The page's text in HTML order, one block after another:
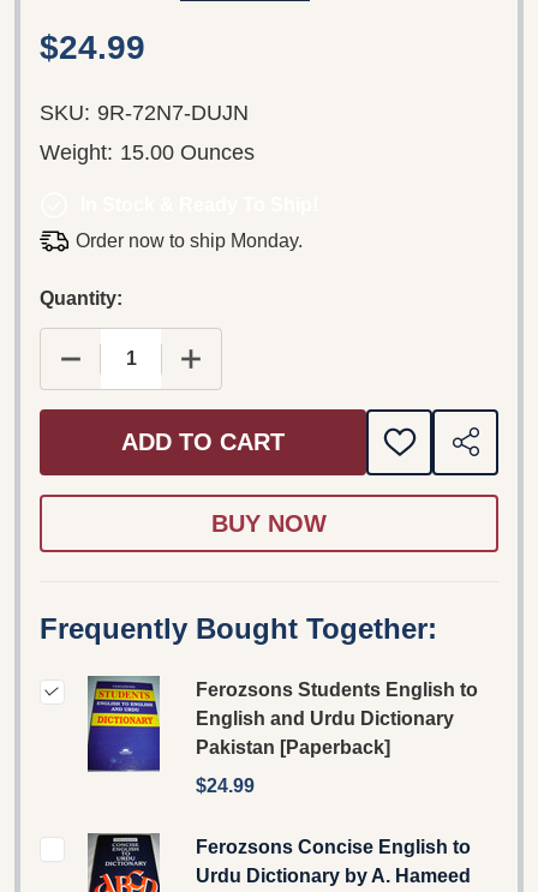
$24.99
SKU: 9R-72N7-DUJN
Weight: 15.00 Ounces
Order now to ship Monday.
Quantity:
DECREASE QUANTITY OF FEROZSONS
INCREASE QUANTITY OF
ADD TO CART
ADD
TO
SHARE
Frequently Bought Together:
Ferozsons Students English to
English and Urdu Dictionary
Pakistan [Paperback]
$24.99
Ferozsons Concise English to
Urdu Dictionary by A. Hameed